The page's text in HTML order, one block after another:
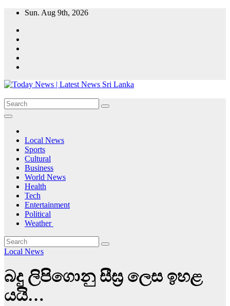
Skip
content
Sun. Aug 9th, 2026
Local News
Sports
Cultural
Business
World News
Health
Tech
Entertainment
Political
Weather
Local News
බදු ලිපිගොනු සීඝ්‍ර ලෙස ඉහළ
යයි…